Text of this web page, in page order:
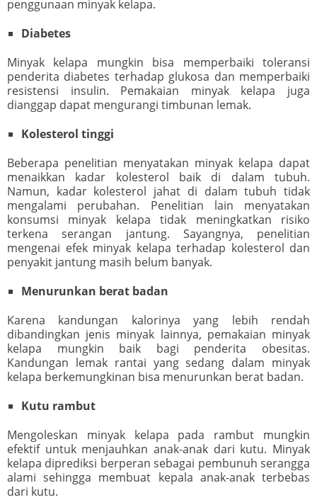
penggunaan minyak kelapa.
Diabetes
Minyak kelapa mungkin bisa memperbaiki toleransi
penderita diabetes terhadap glukosa dan memperbaiki
resistensi insulin. Pemakaian minyak kelapa juga
dianggap dapat mengurangi timbunan lemak.
Kolesterol tinggi
Beberapa penelitian menyatakan minyak kelapa dapat
menaikkan kadar kolesterol baik di dalam tubuh.
Namun, kadar kolesterol jahat di dalam tubuh tidak
mengalami perubahan. Penelitian lain menyatakan
konsumsi minyak kelapa tidak meningkatkan risiko
terkena serangan jantung. Sayangnya, penelitian
mengenai efek minyak kelapa terhadap kolesterol dan
penyakit jantung masih belum banyak.
Menurunkan berat badan
Karena kandungan kalorinya yang lebih rendah
dibandingkan jenis minyak lainnya, pemakaian minyak
kelapa mungkin baik bagi penderita obesitas.
Kandungan lemak rantai yang sedang dalam minyak
kelapa berkemungkinan bisa menurunkan berat badan.
Kutu rambut
Mengoleskan minyak kelapa pada rambut mungkin
efektif untuk menjauhkan anak-anak dari kutu. Minyak
kelapa diprediksi berperan sebagai pembunuh serangga
alami sehingga membuat kepala anak-anak terbebas
dari kutu.